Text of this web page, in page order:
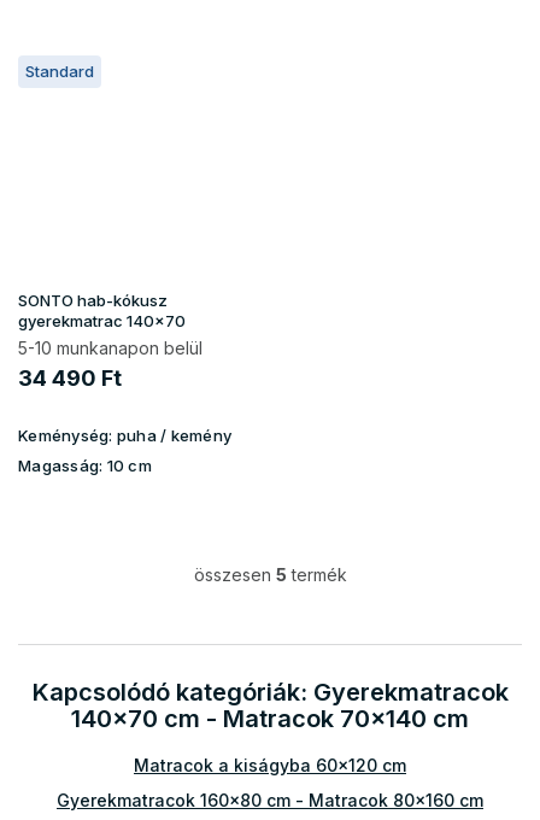
Standard
SONTO hab-kókusz
gyerekmatrac 140x70
5-10 munkanapon belül
34 490 Ft
Keménység: puha / kemény
Magasság: 10 cm
L
t
i
r
n
í
összesen 5 termék
Kapcsolódó kategóriák: Gyerekmatracok
140x70 cm - Matracok 70x140 cm
Matracok a kiságyba 60x120 cm
Gyerekmatracok 160x80 cm - Matracok 80x160 cm